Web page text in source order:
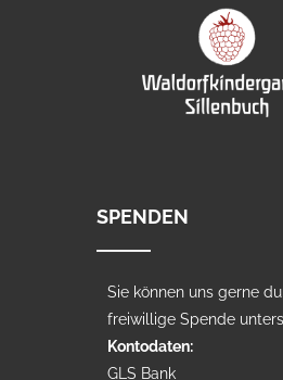
SPENDEN
Sie können uns gerne
freiwillige Spende
Kontodaten:
GLS Bank